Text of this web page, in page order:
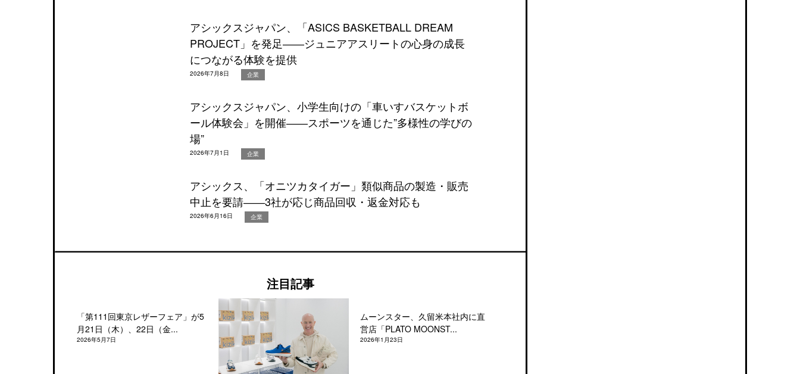
アシックスジャパン、「ASICS BASKETBALL DREAM
PROJECT」を発足――ジュニアアスリートの心身の成長
につながる体験を提供
2026年7月8日 企業
アシックスジャパン、小学生向けの「車いすバスケットボ
ール体験会」を開催――スポーツを通じた”多様性の学びの
場”
2026年7月1日 企業
アシックス、「オニツカタイガー」類似商品の製造・販売
中止を要請――3社が応じ商品回収・返金対応も
2026年6月16日 企業
注目記事
「第111回東京レザーフェア」が5
月21日（木）、22日（金...
2026年5月7日
ムーンスター、久留米本社内に直
営店「PLATO MOONST...
2026年1月23日